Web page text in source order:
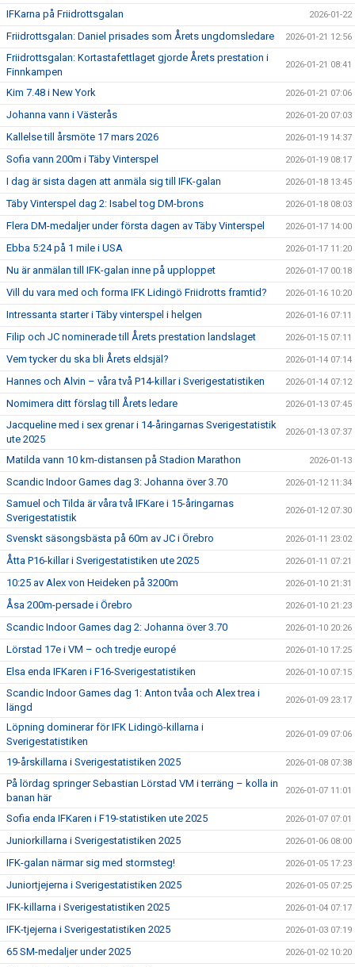
IFKarna på Friidrottsgalan 2026-01-22
Friidrottsgalan: Daniel prisades som Årets ungdomsledare 2026-01-21 12:56
Friidrottsgalan: Kortastafettlaget gjorde Årets prestation i
Finnkampen
2026-01-21 08:41
Kim 7.48 i New York 2026-01-21 07:06
Johanna vann i Västerås 2026-01-20 07:03
Kallelse till årsmöte 17 mars 2026 2026-01-19 14:37
Sofia vann 200m i Täby Vinterspel 2026-01-19 08:17
I dag är sista dagen att anmäla sig till IFK-galan 2026-01-18 13:45
Täby Vinterspel dag 2: Isabel tog DM-brons 2026-01-18 08:03
Flera DM-medaljer under första dagen av Täby Vinterspel 2026-01-17 14:00
Ebba 5:24 på 1 mile i USA 2026-01-17 11:20
Nu är anmälan till IFK-galan inne på upploppet 2026-01-17 00:18
Vill du vara med och forma IFK Lidingö Friidrotts framtid? 2026-01-16 10:20
Intressanta starter i Täby vinterspel i helgen 2026-01-16 07:11
Filip och JC nominerade till Årets prestation landslaget 2026-01-15 07:11
Vem tycker du ska bli Årets eldsjäl? 2026-01-14 07:14
Hannes och Alvin – våra två P14-killar i Sverigestatistiken 2026-01-14 07:12
Nomimera ditt förslag till Årets ledare 2026-01-13 07:45
Jacqueline med i sex grenar i 14-åringarnas Sverigestatistik
ute 2025
2026-01-13 07:37
Matilda vann 10 km-distansen på Stadion Marathon 2026-01-13
Scandic Indoor Games dag 3: Johanna över 3.70 2026-01-12 11:34
Samuel och Tilda är våra två IFKare i 15-åringarnas
Sverigestatistik
2026-01-12 07:30
Svenskt säsongsbästa på 60m av JC i Örebro 2026-01-11 23:02
Åtta P16-killar i Sverigestatistiken ute 2025 2026-01-11 07:21
10:25 av Alex von Heideken på 3200m 2026-01-10 21:31
Åsa 200m-persade i Örebro 2026-01-10 21:23
Scandic Indoor Games dag 2: Johanna över 3.70 2026-01-10 20:26
Lörstad 17e i VM – och tredje europé 2026-01-10 17:25
Elsa enda IFKaren i F16-Sverigestatistiken 2026-01-10 07:15
Scandic Indoor Games dag 1: Anton tvåa och Alex trea i
längd
2026-01-09 23:17
Löpning dominerar för IFK Lidingö-killarna i
Sverigestatistiken
2026-01-09 07:06
19-årskillarna i Sverigestatistiken 2025 2026-01-08 07:38
På lördag springer Sebastian Lörstad VM i terräng – kolla in
banan här
2026-01-07 11:01
Sofia enda IFKaren i F19-statistiken ute 2025 2026-01-07 07:01
Juniorkillarna i Sverigestatistiken 2025 2026-01-06 08:00
IFK-galan närmar sig med stormsteg! 2026-01-05 17:23
Juniortjejerna i Sverigestatistiken 2025 2026-01-05 07:25
IFK-killarna i Sverigestatistiken 2025 2026-01-04 07:17
IFK-tjejerna i Sverigestatistiken 2025 2026-01-03 07:19
65 SM-medaljer under 2025 2026-01-02 10:20